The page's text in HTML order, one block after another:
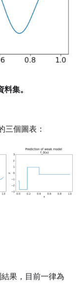
集。
三個圖表：
果，目前一律為